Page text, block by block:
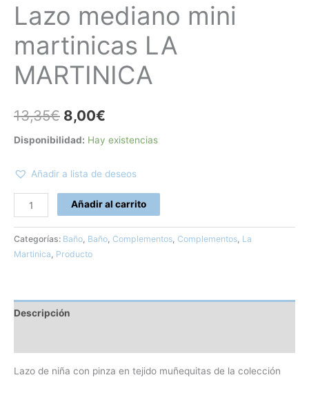
Lazo mediano mini
martinicas LA
MARTINICA
13,35€ 8,00€
Disponibilidad: Hay existencias
Añadir a lista de deseos
Añadir al carrito
Categorías: Baño, Baño, Complementos, Complementos, La
Martinica, Producto
Descripción
Lazo de niña con pinza en tejido muñequitas de la colección